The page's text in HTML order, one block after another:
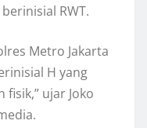
RWT.
Metro Jakarta
H yang
ujar Joko